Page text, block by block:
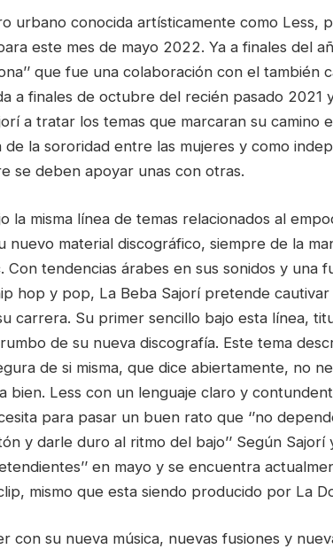
urbano conocida artísticamente como Less,
este mes de mayo 2022. Ya a finales del
que fue una colaboración con el también
a finales de octubre del recién pasado 2021 y
a tratar los temas que marcaran su camino
de la sororidad entre las mujeres y como
se deben apoyar unas con otras.
la misma línea de temas relacionados al
nuevo material discográfico, siempre de la
Con tendencias árabes en sus sonidos y una
hop y pop, La Beba Sajorí pretende cautivar
carrera. Su primer sencillo bajo esta línea,
de su nueva discografía. Este tema
de si misma, que dice abiertamente, no
bien. Less con un lenguaje claro y
para pasar un buen rato que ‘’no
y darle duro al ritmo del bajo’’ Según
en mayo y se encuentra
mismo que esta siendo producido por La
con su nueva música, nuevas fusiones y